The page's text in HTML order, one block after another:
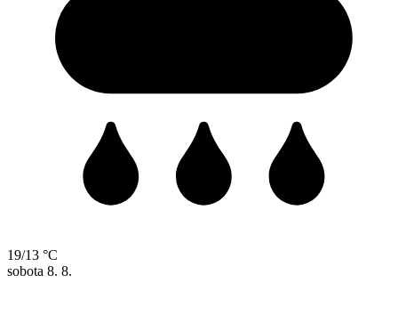
19/13 °C
sobota 8. 8.